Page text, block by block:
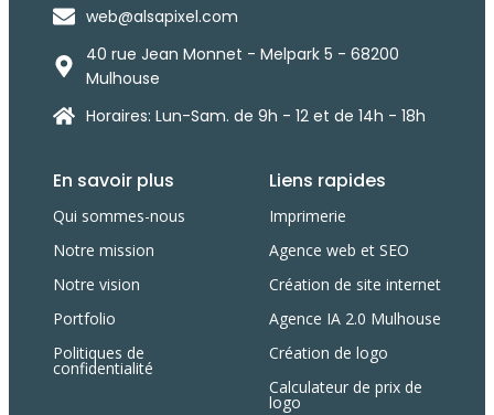
web@alsapixel.com
40 rue Jean Monnet - Melpark 5 - 68200
Mulhouse
Horaires: Lun-Sam. de 9h - 12 et de 14h - 18h
En savoir plus
Qui sommes-nous
Notre mission
Notre vision
Portfolio
Politiques de
confidentialité
Liens rapides
Imprimerie
Agence web et SEO
Création de site internet
Agence IA 2.0 Mulhouse
Création de logo
Calculateur de prix de
logo